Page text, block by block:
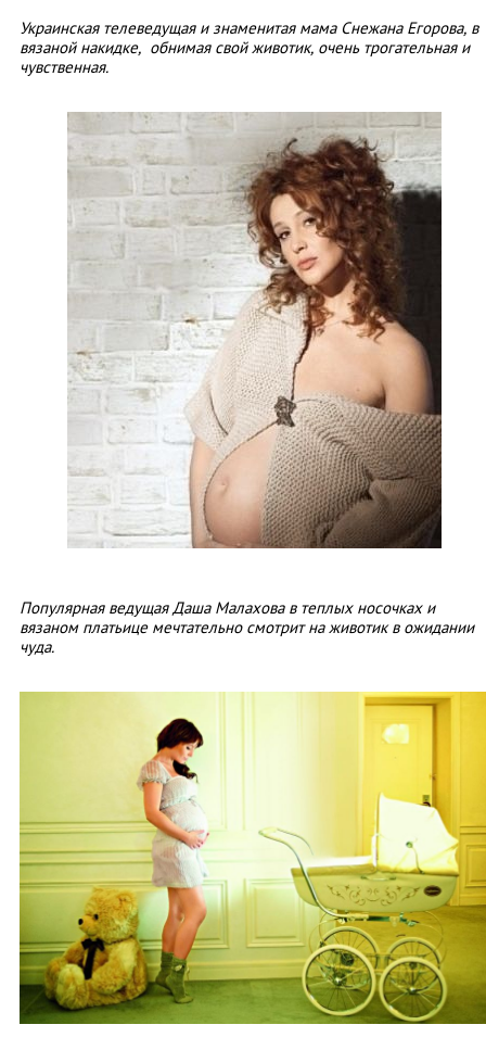
Украинская телеведущая и знаменитая мама Снежана Егорова, в
вязаной накидке, обнимая свой животик, очень трогательная и
чувственная.
Популярная ведущая Даша Малахова в теплых носочках и
вязаном платьице мечтательно смотрит на животик в ожидании
чуда.